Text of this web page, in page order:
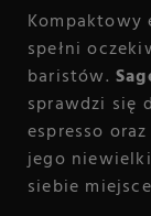
Kompaktowy
spełni
baristów.
sprawdzi się
espresso
jego
siebie